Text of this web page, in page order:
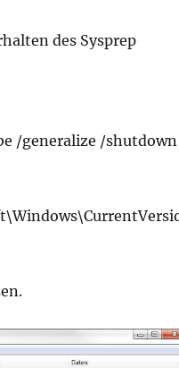
des Sysprep
/generalize /shutdown